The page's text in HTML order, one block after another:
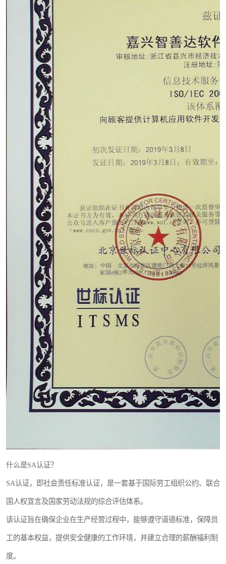
什么是SA认证？
SA认证，即社会责任标准认证，是一套基于国际劳工组织公约、联合
国人权宣言及国家劳动法规的综合评估体系。
该认证旨在确保企业在生产经营过程中，能够遵守道德标准，保障员
工的基本权益，提供安全健康的工作环境，并建立合理的薪酬福利制
度。